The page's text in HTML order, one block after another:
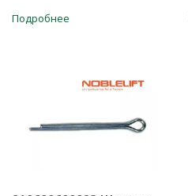
Подробнее